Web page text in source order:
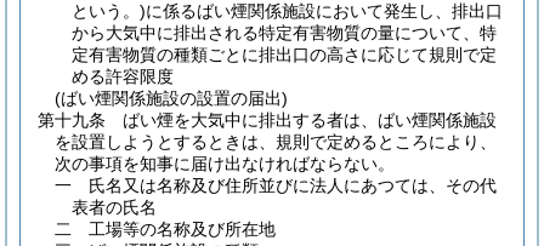
という。)に係るばい煙関係施設において発生し、排出口
から大気中に排出される特定有害物質の量について、特
定有害物質の種類ごとに排出口の高さに応じて規則で定
める許容限度
(ばい煙関係施設の設置の届出)
第十九条
ばい煙を大気中に排出する者は、ばい煙関係施設
を設置しようとするときは、規則で定めるところにより、
次の事項を知事に届け出なければならない。
一
氏名又は名称及び住所並びに法人にあつては、その代
表者の氏名
二
工場等の名称及び所在地